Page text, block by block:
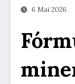
6 Mai 2026